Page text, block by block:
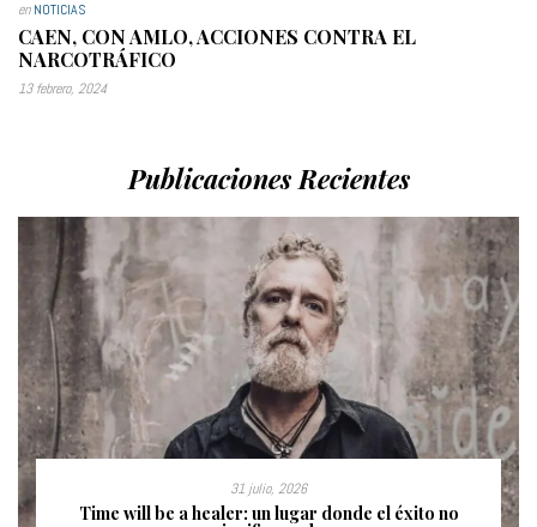
CAEN, CON AMLO, ACCIONES CONTRA EL
NARCOTRÁFICO
13 febrero, 2024
Publicaciones Recientes
Time will be a healer: un lugar donde el éxito no
significa nada